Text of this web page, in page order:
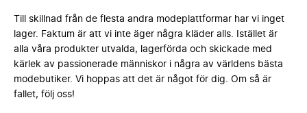
Till skillnad från de flesta andra modeplattformar har vi inget
lager. Faktum är att vi inte äger några kläder alls. Istället är
alla våra produkter utvalda, lagerförda och skickade med
kärlek av passionerade människor i några av världens bästa
modebutiker. Vi hoppas att det är något för dig. Om så är
fallet, följ oss!